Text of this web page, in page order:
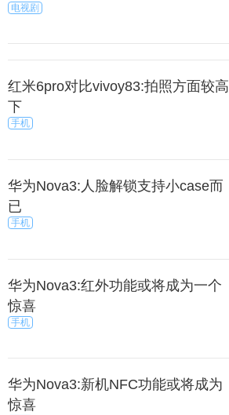
电视剧
红米6pro对比vivoy83:拍照方面较高
下
手机
华为Nova3:人脸解锁支持小case而
已
手机
华为Nova3:红外功能或将成为一个
惊喜
手机
华为Nova3:新机NFC功能或将成为
惊喜